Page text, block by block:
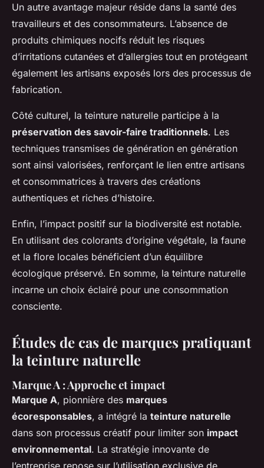
Un autre avantage majeur réside dans la santé des
travailleurs et des consommateurs. L’absence de
produits chimiques nocifs réduit les risques
d’irritations cutanées et d’allergies tout en protégeant
également les artisans exposés lors des processus de
fabrication.
Côté culturel, la teinture naturelle participe à la
préservation des savoir-faire traditionnels. Les
techniques transmises de génération en génération
sont ainsi valorisées, renforçant le lien entre artisans
et consommatrices à travers des créations
authentiques et riches d’histoire.
Enfin, l’impact positif sur la biodiversité est notable.
En utilisant des colorants d’origine végétale, la faune
et la flore locales bénéficient d’un équilibre
écologique préservé. En somme, la teinture naturelle
incarne un choix éclairé pour une consommation
consciente.
Études de cas de marques pratiquant
la teinture naturelle
Marque A : Approche et impact
Marque A, pionnière des marques
écoresponsables, a intégré la teinture naturelle
dans son processus créatif pour limiter son impact
environnemental. La stratégie innovante de
l’entreprise repose sur l’utilisation exclusive de